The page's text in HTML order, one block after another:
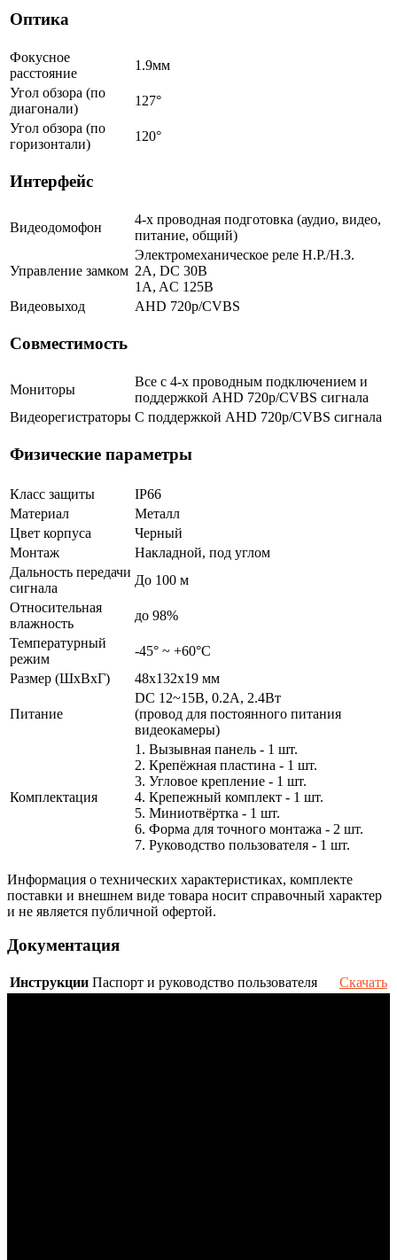
Оптика
Фокусное
расстояние
1.9мм
Угол обзора (по
диагонали)
127°
Угол обзора (по
горизонтали)
120°
Интерфейс
Видеодомофон
4-х проводная подготовка (аудио, видео,
питание, общий)
Управление замком
Электромеханическое реле Н.Р./Н.З.
2A, DC 30В
1A, AC 125В
Видеовыход
AHD 720p/CVBS
Совместимость
Мониторы
Все с 4-х проводным подключением и
поддержкой AHD 720p/CVBS сигнала
Видеорегистраторы С поддержкой AHD 720p/CVBS сигнала
Физические параметры
Класс защиты
IP66
Материал
Металл
Цвет корпуса
Черный
Монтаж
Накладной, под углом
Дальность передачи
сигнала
До 100 м
Относительная
влажность
до 98%
Температурный
режим
-45° ~ +60°С
Размер (ШxВxГ)
48x132x19 мм
Питание
DC 12~15В, 0.2А, 2.4Вт
(провод для постоянного питания
видеокамеры)
Комплектация
1. Вызывная панель - 1 шт.
2. Крепёжная пластина - 1 шт.
3. Угловое крепление - 1 шт.
4. Крепежный комплект - 1 шт.
5. Миниотвёртка - 1 шт.
6. Форма для точного монтажа - 2 шт.
7. Руководство пользователя - 1 шт.
Информация о технических характеристиках, комплекте
поставки и внешнем виде товара носит справочный характер
и не является публичной офертой.
Документация
Инструкции Паспорт и руководство пользователя Скачать